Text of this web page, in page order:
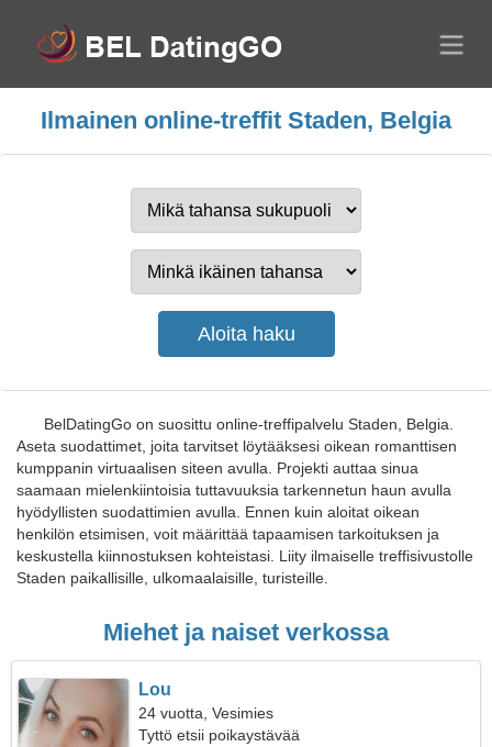
Ilmainen online-treffit Staden, Belgia
BelDatingGo on suosittu online-treffipalvelu Staden, Belgia.
Aseta suodattimet, joita tarvitset löytääksesi oikean romanttisen
kumppanin virtuaalisen siteen avulla. Projekti auttaa sinua
saamaan mielenkiintoisia tuttavuuksia tarkennetun haun avulla
hyödyllisten suodattimien avulla. Ennen kuin aloitat oikean
henkilön etsimisen, voit määrittää tapaamisen tarkoituksen ja
keskustella kiinnostuksen kohteistasi. Liity ilmaiselle treffisivustolle
Staden paikallisille, ulkomaalaisille, turisteille.
Miehet ja naiset verkossa
Lou
24 vuotta, Vesimies
Tyttö etsii poikaystävää